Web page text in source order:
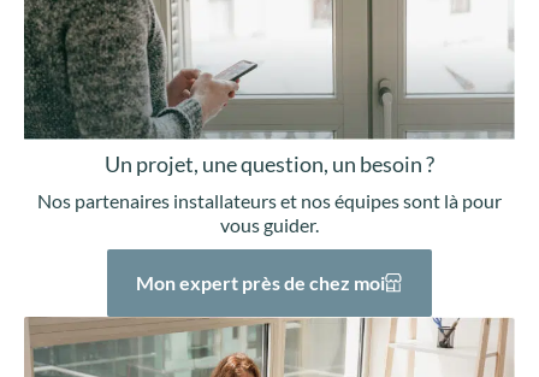
Un projet, une question, un besoin ?
Nos partenaires installateurs et nos équipes sont là pour
vous guider.
Mon expert près de chez moi